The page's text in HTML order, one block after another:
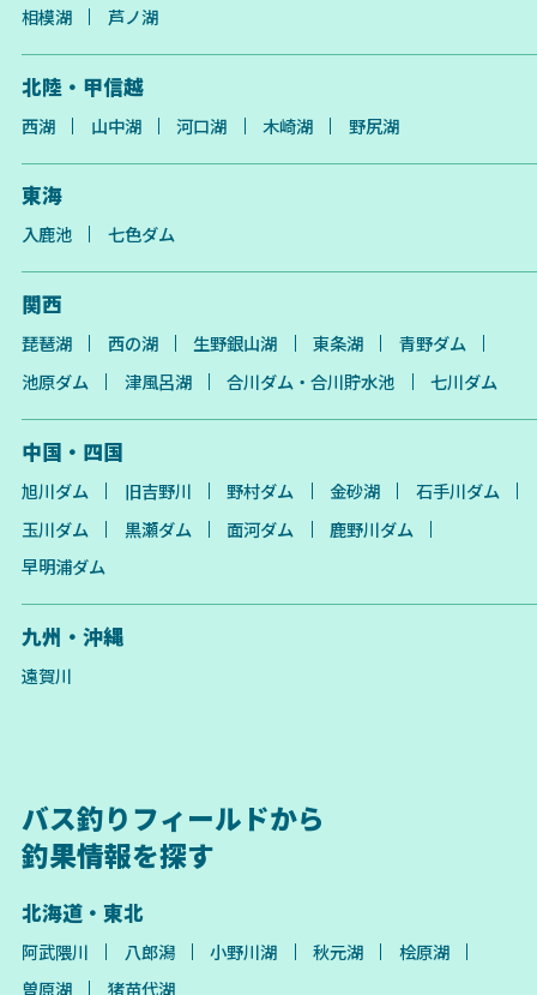
相模湖
芦ノ湖
北陸・甲信越
西湖 山中湖 河口湖 木崎湖 野尻湖
東海
入鹿池 七色ダム
関西
琵琶湖 西の湖 生野銀山湖 東条湖
青野ダム
池原ダム
津風呂湖 合川ダム・合川貯水池 七川ダム
中国・四国
旭川ダム 旧吉野川 野村ダム 金砂湖
石手川ダム
玉川ダム
黒瀬ダム 面河ダム
鹿野川ダム
早明浦ダム
九州・沖縄
遠賀川
バス釣りフィールドから
釣果情報を探す
北海道・東北
阿武隈川 八郎潟 小野川湖 秋元湖
桧原湖
曽原湖
猪苗代湖